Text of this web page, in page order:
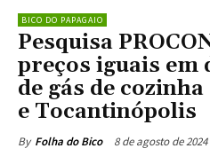
BICO DO PAPAGAIO
Pesquisa
preços iguais
de gás de
e Tocantinópolis
By Folha do Bico 8 de agosto de 2024